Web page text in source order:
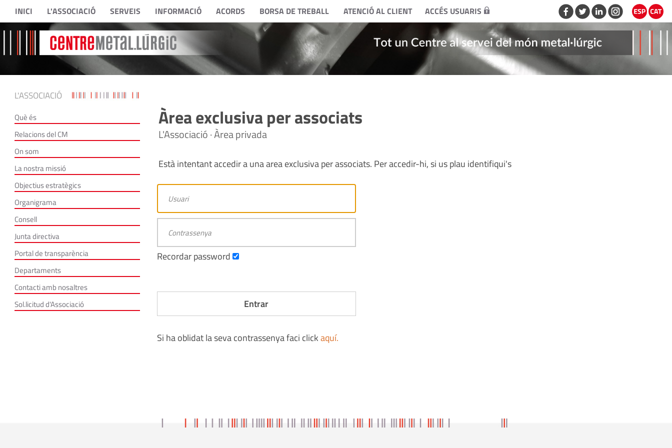
INICI L'ASSOCIACIÓ SERVEIS INFORMACIÓ ACORDS BORSA DE TREBALL ATENCIÓ AL CLIENT ACCÉS USUARIS
L'ASSOCIACIÓ
Què és
Relacions del CM
On som
La nostra missió
Objectius estratègics
Organigrama
Consell
Junta directiva
Portal de transparència
Departaments
Contacti amb nosaltres
Sol.licitud d'Associació
Àrea exclusiva per associats
L'Associació · Àrea privada
Està intentant accedir a una area exclusiva per associats. Per accedir-hi, si us plau identifiqui's
Recordar password
Si ha oblidat la seva contrassenya faci clickaquí.